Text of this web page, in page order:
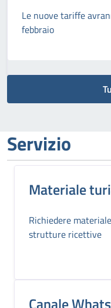
Le nuove tariffe
febbraio
Servizio
Materiale
Richiedere
strutture ricettive